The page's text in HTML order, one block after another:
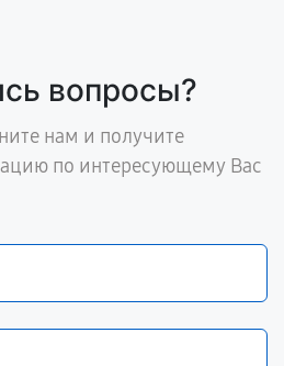
вопросы?
нам и получите
по интересующему Вас